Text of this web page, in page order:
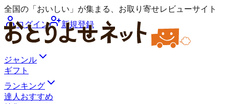
全国の「おいしい」が集まる、お取り寄せレビューサイト
ログイン
新規登録
ジャンル
ギフト
ランキング
達人おすすめ